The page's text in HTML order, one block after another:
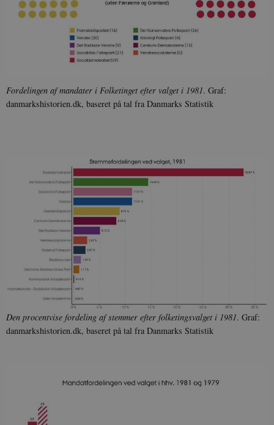
Fordelingen af mandater i Folketinget efter valget i 1981. Graf:
danmarkshistorien.dk, baseret på tal fra Danmarks Statistik
Den procentvise fordeling af stemmer efter folketingsvalget i 1981. Graf:
danmarkshistorien.dk, baseret på tal fra Danmarks Statistik